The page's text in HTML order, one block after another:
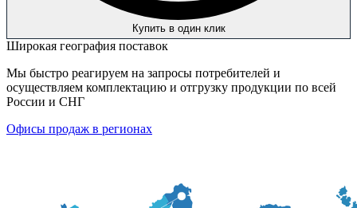
Купить в один клик
Широкая география поставок
Мы быстро реагируем на запросы потребителей и
осуществляем комплектацию и отгрузку продукции по всей
России и СНГ
Офисы продаж в регионах